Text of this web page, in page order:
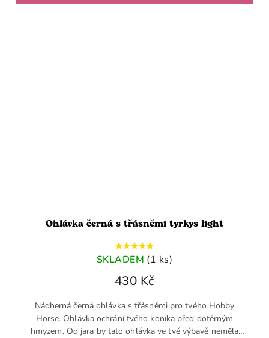
Ohlávka černá s třásněmi tyrkys light
SKLADEM (1 ks)
430 Kč
Nádherná černá ohlávka s třásněmi pro tvého Hobby
Horse. Ohlávka ochrání tvého koníka před dotěrným
hmyzem. Od jara by tato ohlávka ve tvé výbavě neměla